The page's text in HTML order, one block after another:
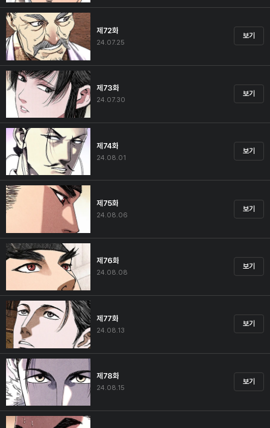
제72화
24.07.25
보기
제73화
24.07.30
보기
제74화
24.08.01
보기
제75화
24.08.06
보기
제76화
24.08.08
보기
제77화
24.08.13
보기
제78화
24.08.15
보기